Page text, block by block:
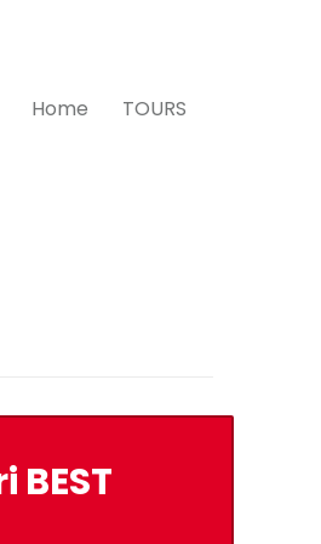
Home TOURS